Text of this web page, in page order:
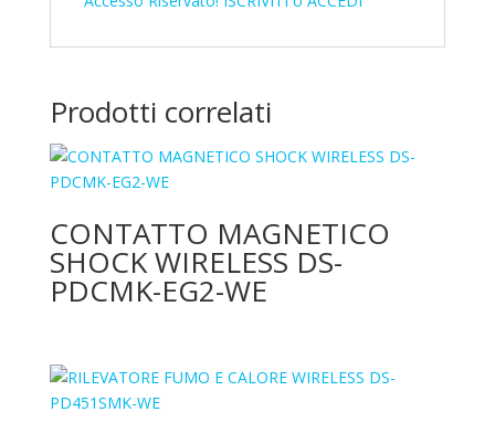
Prodotti correlati
CONTATTO MAGNETICO
SHOCK WIRELESS DS-
PDCMK-EG2-WE